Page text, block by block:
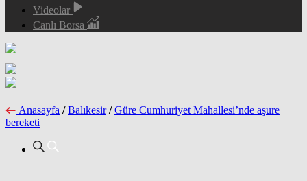
Videolar
Canlı Borsa
Anasayfa / Balıkesir / Güre Cumhuriyet Mahallesi’nde aşure
bereketi